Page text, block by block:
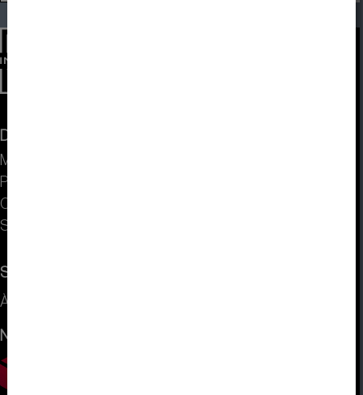
DISPLAY VISIONS
Mentions légales
Protection des données
CONDITIONS GÉNÉRALES DE VENTE
Sitemap
Service
À propos de nous
Nous envoyons avec